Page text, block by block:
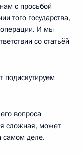
с просьбой
того государства,
операции. И мы
со статьёй
подискутируем
вопроса
сложная, может
самом деле.